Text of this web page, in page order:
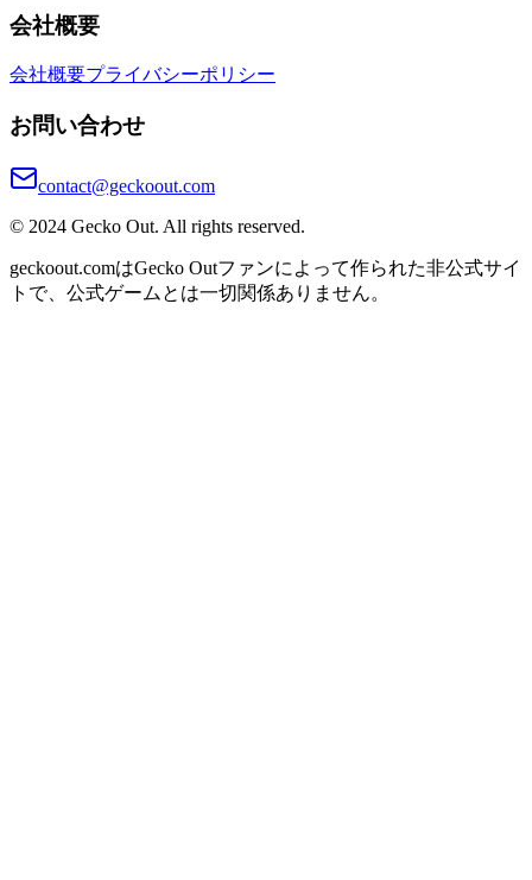
会社概要
会社概要プライバシーポリシー
お問い合わせ
contact@geckoout.com
© 2024 Gecko Out. All rights reserved.
geckoout.comはGecko Outファンによって作られた非公式サイ
トで、公式ゲームとは一切関係ありません。